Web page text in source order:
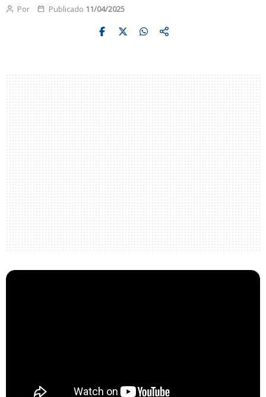
Por Publicado 11/04/2025